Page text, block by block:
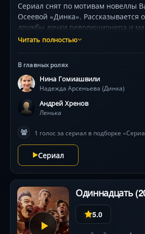
Сериал снят по мотивам новеллы
Осеевой «Динка». Рассказывается
дружбы дочки революционера и
царской время, события произошли
Благодаря помощи Динки мальчик
тиранического отчима Гордея
баржи, на которой Леньку нещадно
избивали и унижали.
Читать полностью
В главных ролях
Нина Гомиашвили
Надежда Арсеньева (Динка)
Андрей Хренов
Ленька
1 голос за сериал в подборке
Сериал
Одиннадцать
5.0